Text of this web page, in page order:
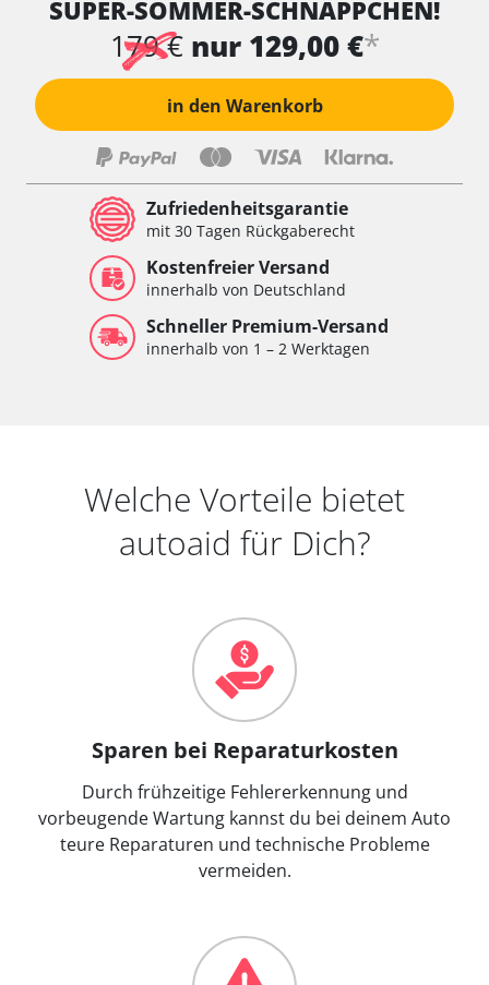
SUPER-SOMMER-SCHNÄPPCHEN!
179 € nur 129,00 €*
in den Warenkorb
Zufriedenheitsgarantie
mit 30 Tagen Rückgaberecht
Kostenfreier Versand
innerhalb von Deutschland
Schneller Premium-Versand
innerhalb von 1 – 2 Werktagen
Welche Vorteile bietet
autoaid für Dich?
Sparen bei Reparaturkosten
Durch frühzeitige Fehlererkennung und
vorbeugende Wartung kannst du bei deinem Auto
teure Reparaturen und technische Probleme
vermeiden.